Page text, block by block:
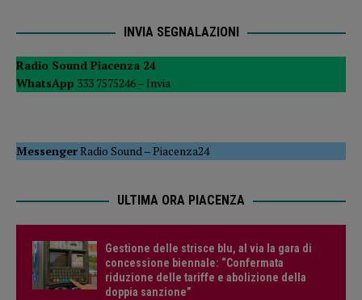
INVIA SEGNALAZIONI
Radio Sound Piacenza 24
WhatsApp 333 7575246 – Invia
MessengerRadio Sound–Piacenza24
ULTIMA ORA PIACENZA
Gestione delle strisce blu, al via la gara di
concessione biennale: “Confermata
riduzione delle tariffe e abolizione della
doppia sanzione”